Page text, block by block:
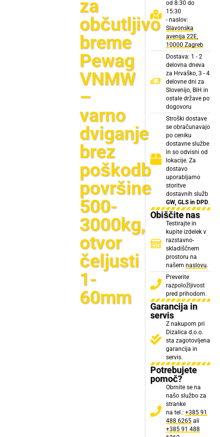
za
občutljivo
breme
Pewag
VNMW
–
varno
dviganje
brez
poškodb
površine
500-
3000kg,
otvor
čeljusti
1-
60mm
od 8:30 do
15:30
- naslov:
Slavonska
avenija 22E,
10000 Zagreb
Dostava: 1 - 2
delovna dneva
za Hrvaško, 3 - 4
delovne dni za
Slovenijo, BiH in
ostale države po
dogovoru
Stroški dostave
se obračunavajo
po ceniku
dostavne službe
in so odvisni od
lokacije. Za
dostavo
uporabljamo
storitve
dostavnih služb
GW, GLS in DPD.
Obiščite nas
Testirajte in
kupite izdelek v
razstavno-
skladiščnem
prostoru na
našem naslovu.
Preverite
razpoložljivost
pred prihodom.
Garancija in
servis
Z nakupom pri
Dizalica d.o.o.
sta zagotovljena
garancija in
servis.
Potrebujete
pomoč?
Obrnite se na
našo službo za
stranke
na tel.: +385 91
488 6265ali
+385 91 488